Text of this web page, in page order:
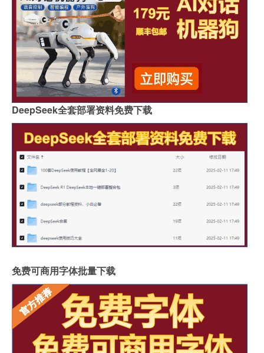
DeepSeek全套部署资料免费下载
免费可商用字体批量下载